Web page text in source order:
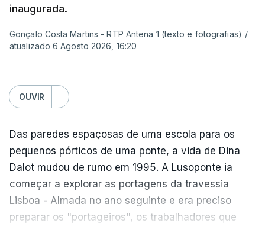
ponte sempre exerceu esse fascínio. Passar a
um mundo de férias, uma coisa sempre boa.
quadro operário, portanto eu precisava de uma
obra grandiosa que fosse incluída nessa história
mesmo a jeito para eu lhe pegar e, para meu
espanto, na ficção ainda ninguém tinha olhado
para ela.
Para além da ponte, o livro passa-se em Alcântara
e parecia que tudo em Portugal acontecia ali em
inaugurada.
Gonçalo Costa Martins - RTP Antena 1 (texto e fotografias) /
atualizado 6 Agosto 2026, 16:20
OUVIR
Das paredes espaçosas de uma escola para os
pequenos pórticos de uma ponte, a vida de Dina
Dalot mudou de rumo em 1995. A Lusoponte ia
começar a explorar as portagens da travessia
Lisboa - Almada no ano seguinte e era preciso
preparar os "portageiros", os trabalhadores que